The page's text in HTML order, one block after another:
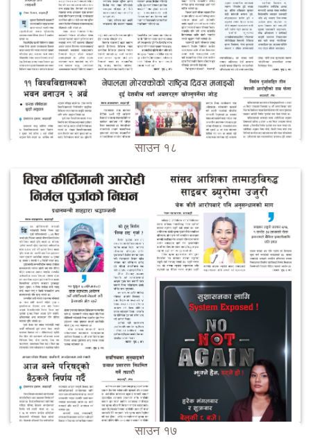
साउन १८
साउन १७